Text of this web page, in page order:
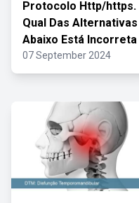
Protocolo Http/https.
Qual Das Alternativas
Abaixo Está Incorreta
07 September 2024